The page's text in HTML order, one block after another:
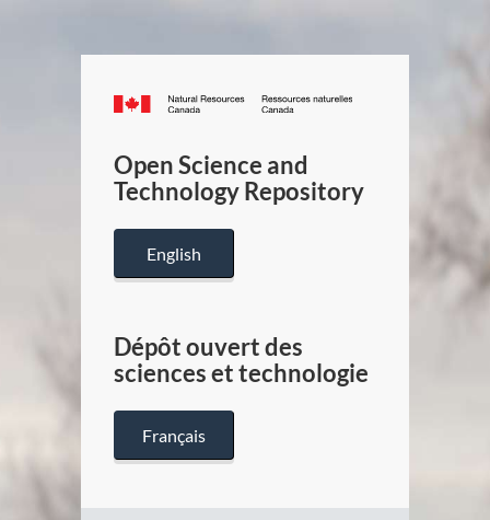
Canada.ca
/
Canada
Open Science and
Technology Repository
English
Dépôt ouvert des
sciences et technologie
Français